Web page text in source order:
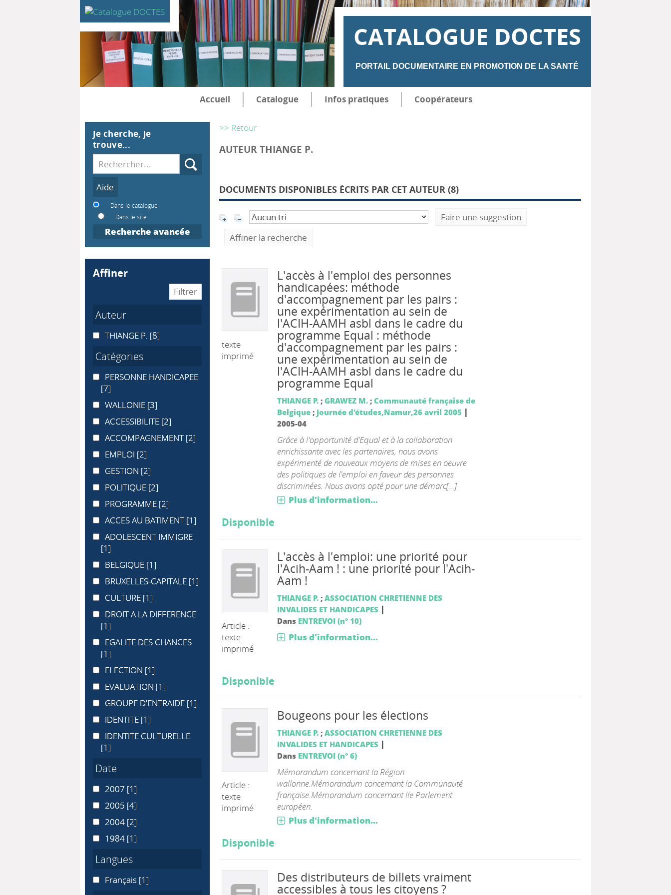
CATALOGUE DOCTES
PORTAIL DOCUMENTAIRE EN PROMOTION DE LA SANTÉ
Accueil Catalogue Infos pratiques Coopérateurs
>> Retour
AUTEUR THIANGE P.
DOCUMENTS DISPONIBLES ÉCRITS PAR CET AUTEUR (8)
Faire une suggestion
Affiner la recherche
texte
imprimé
L'accès à l'emploi des personnes
handicapées: méthode
d'accompagnement par les pairs :
une expérimentation au sein de
l'ACIH-AAMH asbl dans le cadre du
programme Equal : méthode
d'accompagnement par les pairs :
une expérimentation au sein de
l'ACIH-AAMH asbl dans le cadre du
programme Equal
THIANGE P.; GRAWEZ M.; Communauté française de
Belgique; Journée d'études,Namur,26 avril 2005 |
2005-04
Grâce à l'opportunité d'Equal et à la collaboration
enrichissante avec les partenaires, nous avons
expérimenté de nouveaux moyens de mises en oeuvre
des politiques de l'emploi en faveur des personnes
discriminées. Nous avons opté pour une démarc[...]
Plus d'information...
Disponible
Article :
texte
imprimé
L'accès à l'emploi: une priorité pour
l'Acih-Aam ! : une priorité pour l'Acih-
Aam !
THIANGE P.; ASSOCIATION CHRETIENNE DES
INVALIDES ET HANDICAPES |
Dans ENTREVOI (n° 10)
Plus d'information...
Disponible
Article :
texte
imprimé
Bougeons pour les élections
THIANGE P.; ASSOCIATION CHRETIENNE DES
INVALIDES ET HANDICAPES |
Dans ENTREVOI (n° 6)
Mémorandum concernant la Région
wallonne.Mémorandum concernant la Communauté
française.Mémorandum concernant lle Parlement
européen.
Plus d'information...
Disponible
Des distributeurs de billets vraiment
accessibles à tous les citoyens ?
Je cherche, je
trouve...
Recherche
Dans le catalogue
Dans le site
Recherche avancée
affiner
Auteur
THIANGE P.
THIANGE P. [8]
Catégories
PERSONNE HANDICAPEE
PERSONNE HANDICAPEE
[7]
WALLONIE
WALLONIE [3]
ACCESSIBILITE
ACCESSIBILITE [2]
ACCOMPAGNEMENT
ACCOMPAGNEMENT [2]
EMPLOI
EMPLOI [2]
GESTION
GESTION [2]
POLITIQUE
POLITIQUE [2]
PROGRAMME
PROGRAMME [2]
ACCES AU BATIMENT
ACCES AU BATIMENT [1]
ADOLESCENT IMMIGRE
ADOLESCENT IMMIGRE
[1]
BELGIQUE
BELGIQUE [1]
BRUXELLES-CAPITALE
BRUXELLES-CAPITALE [1]
CULTURE
CULTURE [1]
DROIT A LA DIFFERENCE
DROIT A LA DIFFERENCE
[1]
EGALITE DES CHANCES
EGALITE DES CHANCES
[1]
ELECTION
ELECTION [1]
EVALUATION
EVALUATION [1]
GROUPE D'ENTRAIDE
GROUPE D'ENTRAIDE [1]
IDENTITE
IDENTITE [1]
IDENTITE CULTURELLE
IDENTITE CULTURELLE
[1]
Date
20072007 [1]
20052005 [4]
20042004 [2]
19841984 [1]
Langues
Français
Français [1]